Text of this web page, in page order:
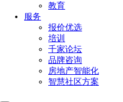
教育
服务
报价优选
培训
千家论坛
品牌咨询
房地产智能化
智慧社区方案